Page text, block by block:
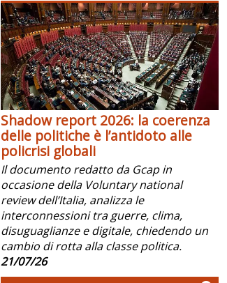
Shadow report 2026: la coerenza
delle politiche è l’antidoto alle
policrisi globali
Il documento redatto da Gcap in
occasione della Voluntary national
review dell’Italia, analizza le
interconnessioni tra guerre, clima,
disuguaglianze e digitale, chiedendo un
cambio di rotta alla classe politica.
21/07/26